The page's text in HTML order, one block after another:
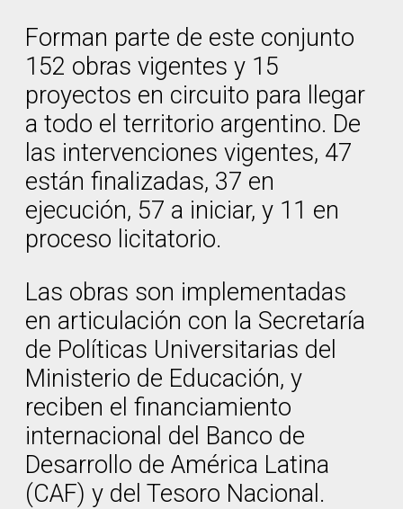
Forman parte de este conjunto
152 obras vigentes y 15
proyectos en circuito para llegar
a todo el territorio argentino. De
las intervenciones vigentes, 47
están finalizadas, 37 en
ejecución, 57 a iniciar, y 11 en
proceso licitatorio.
Las obras son implementadas
en articulación con la Secretaría
de Políticas Universitarias del
Ministerio de Educación, y
reciben el financiamiento
internacional del Banco de
Desarrollo de América Latina
(CAF) y del Tesoro Nacional.